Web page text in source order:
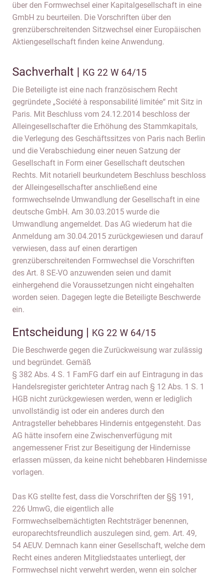
über den Formwechsel einer Kapitalgesellschaft in eine
GmbH zu beurteilen. Die Vorschriften über den
grenzüberschreitenden Sitzwechsel einer Europäischen
Aktiengesellschaft finden keine Anwendung.
Sachverhalt | KG 22 W 64/15
Die Beteiligte ist eine nach französischem Recht
gegründete „Société à responsabilité limitée“ mit Sitz in
Paris. Mit Beschluss vom 24.12.2014 beschloss der
Alleingesellschafter die Erhöhung des Stammkapitals,
die Verlegung des Geschäftssitzes von Paris nach Berlin
und die Verabschiedung einer neuen Satzung der
Gesellschaft in Form einer Gesellschaft deutschen
Rechts. Mit notariell beurkundetem Beschluss beschloss
der Alleingesellschafter anschließend eine
formwechselnde Umwandlung der Gesellschaft in eine
deutsche GmbH. Am 30.03.2015 wurde die
Umwandlung angemeldet. Das AG wiederum hat die
Anmeldung am 30.04.2015 zurückgewiesen und darauf
verwiesen, dass auf einen derartigen
grenzüberschreitenden Formwechsel die Vorschriften
des Art. 8 SE-VO anzuwenden seien und damit
einhergehend die Voraussetzungen nicht eingehalten
worden seien. Dagegen legte die Beteiligte Beschwerde
ein.
Entscheidung | KG 22 W 64/15
Die Beschwerde gegen die Zurückweisung war zulässig
und begründet. Gemäß
§ 382 Abs. 4 S. 1 FamFG darf ein auf Eintragung in das
Handelsregister gerichteter Antrag nach § 12 Abs. 1 S. 1
HGB nicht zurückgewiesen werden, wenn er lediglich
unvollständig ist oder ein anderes durch den
Antragsteller behebbares Hindernis entgegensteht. Das
AG hätte insofern eine Zwischenverfügung mit
angemessener Frist zur Beseitigung der Hindernisse
erlassen müssen, da keine nicht behebbaren Hindernisse
vorlagen.
Das KG stellte fest, dass die Vorschriften der §§ 191,
226 UmwG, die eigentlich alle
Formwechselbemächtigten Rechtsträger benennen,
europarechtsfreundlich auszulegen sind, gem. Art. 49,
54 AEUV. Demnach kann einer Gesellschaft, welche dem
Recht eines anderen Mitgliedstaates unterliegt, der
Formwechsel nicht verwehrt werden, wenn ein solcher